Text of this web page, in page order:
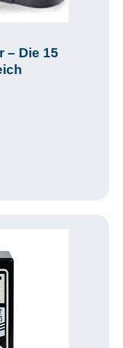
– Die 15